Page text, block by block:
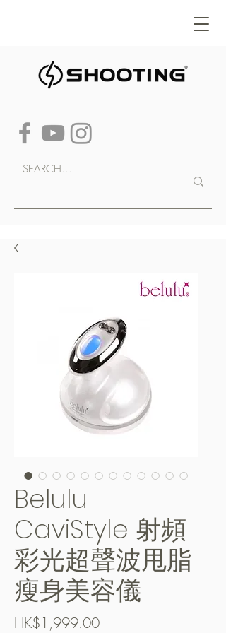
Belulu
CaviStyle 射頻
彩光超聲波甩脂
瘦身美容儀
HK$1,999.00Price